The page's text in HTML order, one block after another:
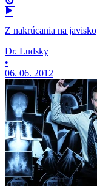
Z nakrúcania na javisko
Dr. Ludsky
•
06. 06. 2012